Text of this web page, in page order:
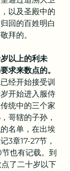
以及圣殿中的
回的百姓明白
拜的。
以上的利未
求来数点的。
经开始接受训
开始进入服侍
统中的三个家
哥辖的子孙，
名单，在出埃
3章17-27节，
也有记载。到
了二十岁以下